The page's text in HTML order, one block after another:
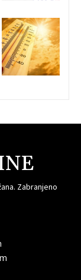
Zabranjeno